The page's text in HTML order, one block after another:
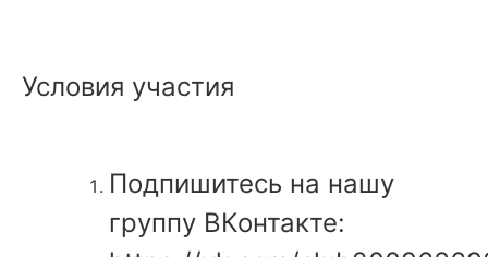
Условия участия
Подпишитесь на нашу
группу ВКонтакте: